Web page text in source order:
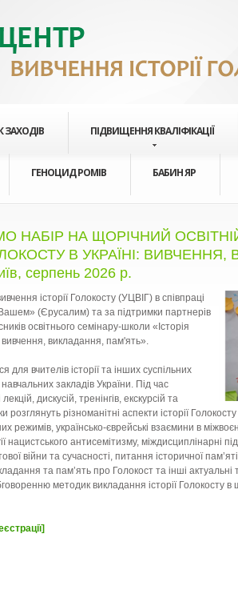
ЗАХОДІВ ПІДВИЩЕННЯ КВАЛІФІКАЦІЇ
ГЕНОЦИД РОМІВ БАБИН ЯР
НАБІР НА ЩОРІЧНИЙ
В УКРАЇНІ:
серпень 2026 р.
історії Голокосту (УЦВІГ) в співпраці
(Єрусалим) та за підтримки партнерів
освітнього семінару-школи «Історія
вивчення, викладання, пам'ять».
для вчителів історії та інших суспільних
закладів України. Під час
дискусій, тренінгів, екскурсій та
розглянуть різноманітні аспекти історії
режимів, українсько-єврейські взаємини в
нацистського антисемітизму, міждисциплінарні
війни та сучасності, питання історичної
та пам’ять про Голокост та інші
методик викладання історії Голокосту в